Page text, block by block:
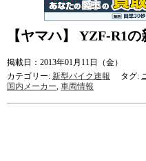
【ヤマハ】 YZF-R1
掲載日：2013年01月11日（金）
カテゴリー: 新型バイク速報 タグ:
国内メーカー, 車両情報